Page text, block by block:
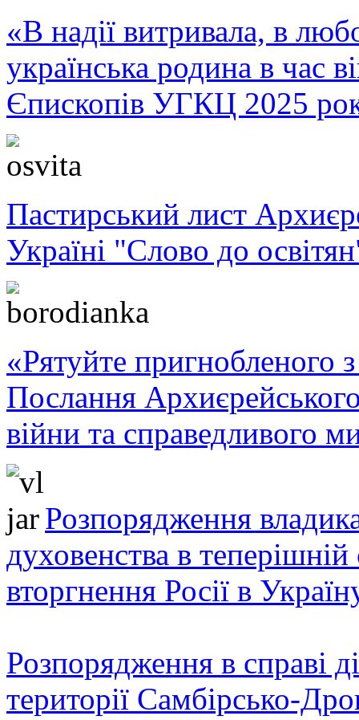
«В надії витривала, в
українська родина в час
Єпископів УГКЦ 2025
Пастирський лист
Україні "Слово до
«Рятуйте пригнобленого
Послання
війни та справедливого
Розпорядження
духовенства в теперішній
вторгнення Росії в
Розпорядження в справі
території Самбірсько-